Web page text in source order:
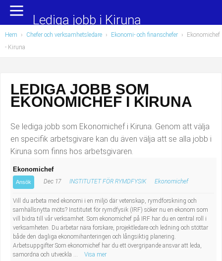
Yrkesområden
Administration, ekonomi, juridik
Chefer och verksamhetsledare
Data/IT
Försäljning, inköp, marknadsföring
Hotell, restaurang, storhushåll
Hälso- och sjukvård
Industriell tillverkning
Installation, drift, underhåll
Populära jobb
Undersköterska, hemtjänst och äldreboende
Barnskötare
Lärare i förskola/Förskollärare
Lagerarbetare
Bussförare/Busschaufför
Elevassistent
Personlig assistent
Behandlingsassistent/Socialpedagog
Tandsköterska
Lediga jobb i Kiruna
Hem › Chefer och verksamhetsledare › Ekonomi- och finanschefer ›
Ekonomichef
- Kiruna
LEDIGA JOBB SOM
EKONOMICHEF I KIRUNA
Se lediga jobb som Ekonomichef i Kiruna. Genom att välja
en specifik arbetsgivare kan du även välja att se alla jobb i
Kiruna som finns hos arbetsgivaren.
Ekonomichef
Ansök Dec 17 INSTITUTET FÖR RYMDFYSIK Ekonomichef
Vill du arbeta med ekonomi i en miljö där vetenskap, rymdforskning och
samhällsnytta möts? Institutet för rymdfysik (IRF) söker nu en ekonom som
vill bidra till vår verksamhet. Som ekonomichef på IRF har du en central roll i
verksamheten. Du arbetar nära forskare, projektledare och ledning och stöttar
både den dagliga ekonomihanteringen och långsiktig planering.
Arbetsuppgifter Som ekonomichef har du ett övergripande ansvar att leda,
samordna och utveckla ...
Visa mer